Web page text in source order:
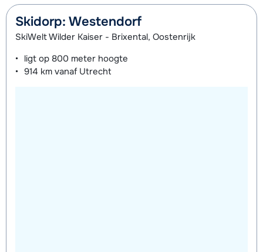
Skidorp: Westendorf
SkiWelt Wilder Kaiser - Brixental, Oostenrijk
ligt op 800 meter hoogte
914 km vanaf Utrecht